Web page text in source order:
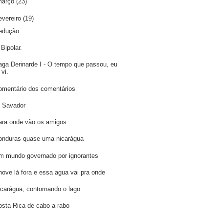
(19)
Derinarde I - O tempo que passou, eu
vi.
dos comentários
Savador
onde vão os amigos
quase uma nicarágua
mundo governado por ignorantes
lá fora e essa agua vai pra onde
contornando o lago
Rica de cabo a rabo